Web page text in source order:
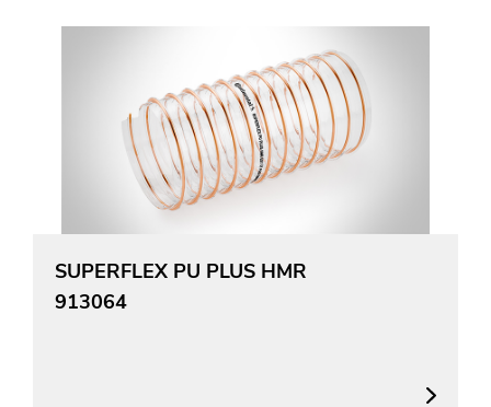
SUPERFLEX PU PLUS HMR
913064